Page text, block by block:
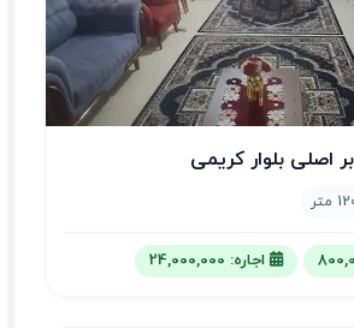
اصلی بلوار کریمی
متر
اجاره: 24,000,000